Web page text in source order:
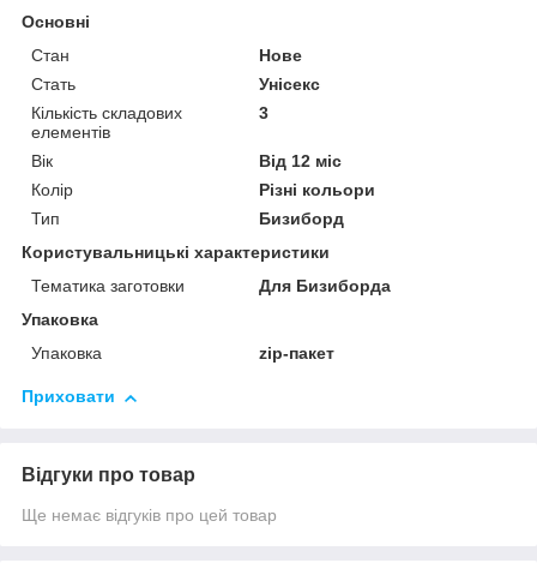
Основні
Стан
Нове
Стать
Унісекс
Кількість складових
елементів
3
Вік
Від 12 міс
Колір
Різні кольори
Тип
Бизиборд
Користувальницькі характеристики
Тематика заготовки
Для Бизиборда
Упаковка
Упаковка
zip-пакет
Приховати
Відгуки про товар
Ще немає відгуків про цей товар